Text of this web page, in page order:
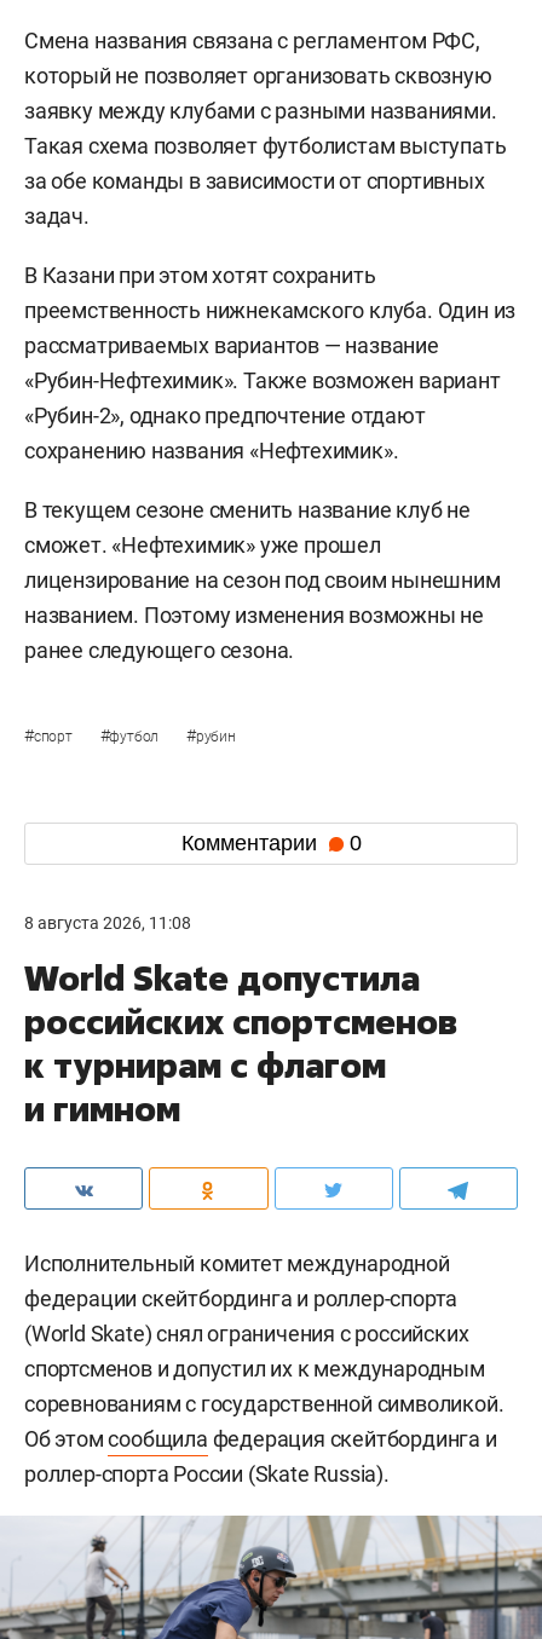
Смена названия связана с регламентом РФС,
который не позволяет организовать сквозную
заявку между клубами с разными названиями.
Такая схема позволяет футболистам выступать
за обе команды в зависимости от спортивных
задач.
В Казани при этом хотят сохранить
преемственность нижнекамского клуба. Один из
рассматриваемых вариантов — название
«Рубин-Нефтехимик». Также возможен вариант
«Рубин-2», однако предпочтение отдают
сохранению названия «Нефтехимик».
В текущем сезоне сменить название клуб не
сможет. «Нефтехимик» уже прошел
лицензирование на сезон под своим нынешним
названием. Поэтому изменения возможны не
ранее следующего сезона.
#спорт #футбол #рубин
Комментарии 0
8 августа 2026, 11:08
World Skate допустила
российских спортсменов
к турнирам с флагом
и гимном
Исполнительный комитет международной
федерации скейтбординга и роллер-спорта
(World Skate) снял ограничения с российских
спортсменов и допустил их к международным
соревнованиям с государственной символикой.
Об этомсообщила федерация скейтбординга и
роллер-спорта России (Skate Russia).